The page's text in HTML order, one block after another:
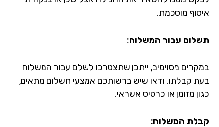
מוסכמת.
עבור המשלוח:
מסוימים, ייתכן שתצטרכו לשלם עבור המשלוח
קבלתו. ודאו שיש ברשותכם אמצעי תשלום מתאים,
מזומן או כרטיס אשראי.
המשלוח: